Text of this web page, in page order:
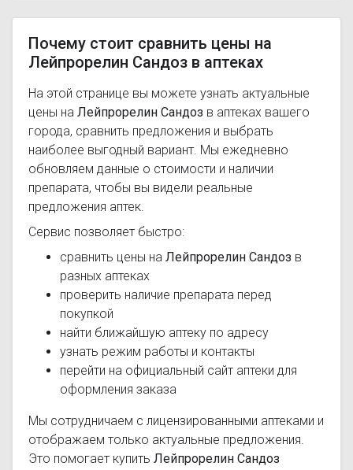
Почему стоит сравнить цены на
Лейпрорелин Сандоз в аптеках
На этой странице вы можете узнать актуальные
цены на Лейпрорелин Сандоз в аптеках вашего
города, сравнить предложения и выбрать
наиболее выгодный вариант. Мы ежедневно
обновляем данные о стоимости и наличии
препарата, чтобы вы видели реальные
предложения аптек.
Сервис позволяет быстро:
сравнить цены на Лейпрорелин Сандоз в
разных аптеках
проверить наличие препарата перед
покупкой
найти ближайшую аптеку по адресу
узнать режим работы и контакты
перейти на официальный сайт аптеки для
оформления заказа
Мы сотрудничаем с лицензированными аптеками и
отображаем только актуальные предложения.
Это помогает купить Лейпрорелин Сандоз